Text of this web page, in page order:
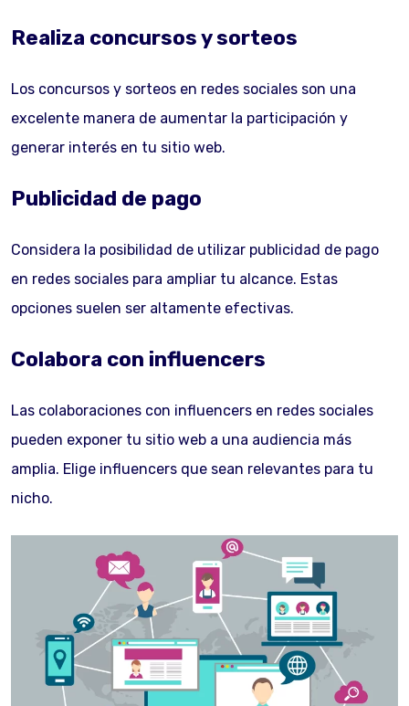
Realiza concursos y sorteos
Los concursos y sorteos en redes sociales son una
excelente manera de aumentar la participación y
generar interés en tu sitio web.
Publicidad de pago
Considera la posibilidad de utilizar publicidad de pago
en redes sociales para ampliar tu alcance. Estas
opciones suelen ser altamente efectivas.
Colabora con influencers
Las colaboraciones con influencers en redes sociales
pueden exponer tu sitio web a una audiencia más
amplia. Elige influencers que sean relevantes para tu
nicho.